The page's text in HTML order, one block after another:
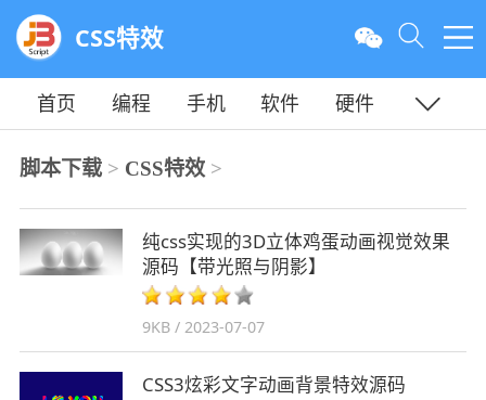
CSS特效
首页 编程 手机 软件
硬件
安卓
手游
脚本下载> CSS特效>
纯css实现的3D立体鸡蛋动画视觉效果
源码【带光照与阴影】
9KB / 2023-07-07
CSS3炫彩文字动画背景特效源码